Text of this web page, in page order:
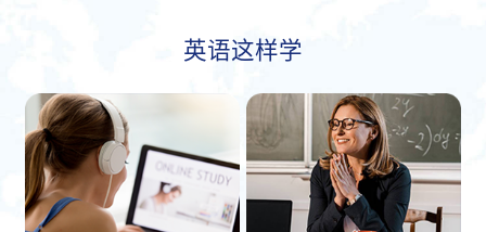
英语这样学